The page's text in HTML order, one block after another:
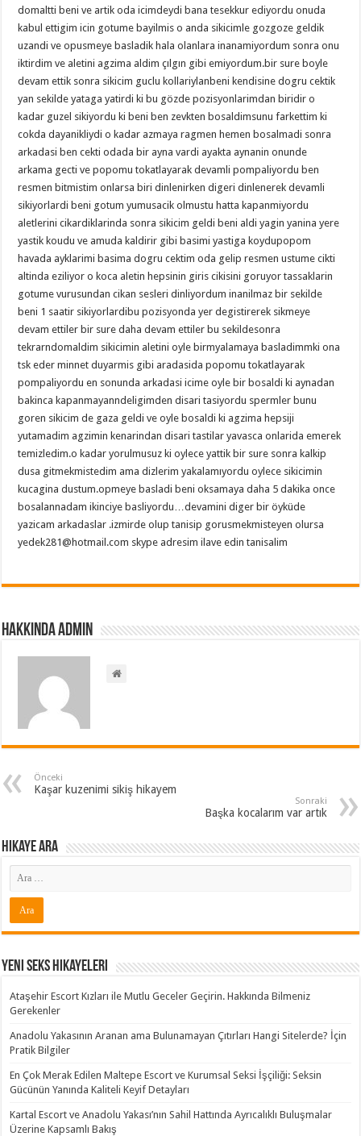
domaltti beni ve artik oda icimdeydi bana tesekkur ediyordu onuda
kabul ettigim icin gotume bayilmis o anda sikicimle gozgoze geldik
uzandi ve opusmeye basladik hala olanlara inanamiyordum sonra onu
iktirdim ve aletini agzima aldim çılgın gibi emiyordum.bir sure boyle
devam ettik sonra sikicim guclu kollariylanbeni kendisine dogru cektik
yan sekilde yataga yatirdi ki bu gözde pozisyonlarimdan biridir o
kadar guzel sikiyordu ki beni ben zevkten bosaldimsunu farkettim ki
cokda dayanikliydi o kadar azmaya ragmen hemen bosalmadi sonra
arkadasi ben cekti odada bir ayna vardi ayakta aynanin onunde
arkama gecti ve popomu tokatlayarak devamli pompaliyordu ben
resmen bitmistim onlarsa biri dinlenirken digeri dinlenerek devamli
sikiyorlardi beni gotum yumusacik olmustu hatta kapanmiyordu
aletlerini cikardiklarinda sonra sikicim geldi beni aldi yagin yanina yere
yastik koudu ve amuda kaldirir gibi basimi yastiga koydupopom
havada ayklarimi basima dogru cektim oda gelip resmen ustume cikti
altinda eziliyor o koca aletin hepsinin giris cikisini goruyor tassaklarin
gotume vurusundan cikan sesleri dinliyordum inanilmaz bir sekilde
beni 1 saatir sikiyorlardibu pozisyonda yer degistirerek sikmeye
devam ettiler bir sure daha devam ettiler bu sekildesonra
tekrarndomaldim sikicimin aletini oyle birmyalamaya basladimmki ona
tsk eder minnet duyarmis gibi aradasida popomu tokatlayarak
pompaliyordu en sonunda arkadasi icime oyle bir bosaldi ki aynadan
bakinca kapanmayanndeligimden disari tasiyordu spermler bunu
goren sikicim de gaza geldi ve oyle bosaldi ki agzima hepsiji
yutamadim agzimin kenarindan disari tastilar yavasca onlarida emerek
temizledim.o kadar yorulmusuz ki oylece yattik bir sure sonra kalkip
dusa gitmekmistedim ama dizlerim yakalamıyordu oylece sikicimin
kucagina dustum.opmeye basladi beni oksamaya daha 5 dakika once
bosalannadam ikinciye basliyordu…devamini diger bir öyküde
yazicam arkadaslar .izmirde olup tanisip gorusmekmisteyen olursa
yedek281@hotmail.com skype adresim ilave edin tanisalim
Hakkında admin
Önceki
Kaşar kuzenimi sikiş hikayem
Sonraki
Başka kocalarım var artık
Hikaye ARA
Yeni Seks Hikayeleri
Ataşehir Escort Kızları ile Mutlu Geceler Geçirin. Hakkında Bilmeniz
Gerekenler
Anadolu Yakasının Aranan ama Bulunamayan Çıtırları Hangi Sitelerde? İçin
Pratik Bilgiler
En Çok Merak Edilen Maltepe Escort ve Kurumsal Seksi İşçiliği: Seksin
Gücünün Yanında Kaliteli Keyif Detayları
Kartal Escort ve Anadolu Yakası’nın Sahil Hattında Ayrıcalıklı Buluşmalar
Üzerine Kapsamlı Bakış